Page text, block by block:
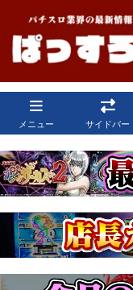
メニュー サイドバー